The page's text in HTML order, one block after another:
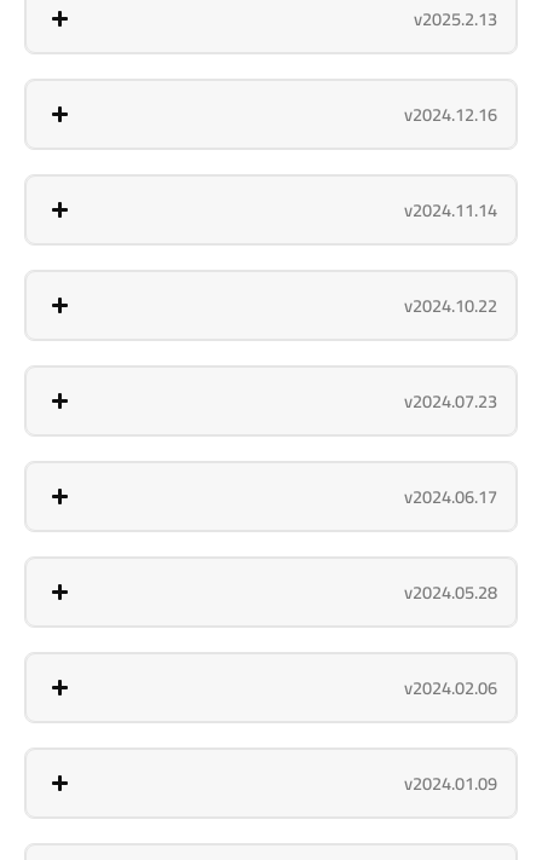
v2025.2.13
v2024.12.16
v2024.11.14
v2024.10.22
v2024.07.23
v2024.06.17
v2024.05.28
v2024.02.06
v2024.01.09